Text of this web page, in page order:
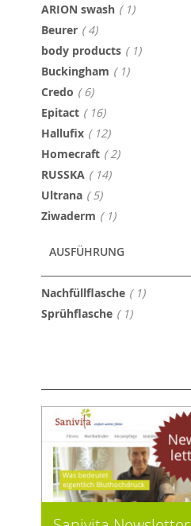
ARION swash 1Artikel
Beurer 4Artikel
body products 1Artikel
Buckingham 1Artikel
Credo 6Artikel
Epitact 16Artikel
Hallufix 12Artikel
Homecraft 2Artikel
RUSSKA 14Artikel
Ultrana 5Artikel
Ziwaderm 1Artikel
AUSFÜHRUNG
Nachfüllflasche 1Artikel
Sprühflasche 1Artikel